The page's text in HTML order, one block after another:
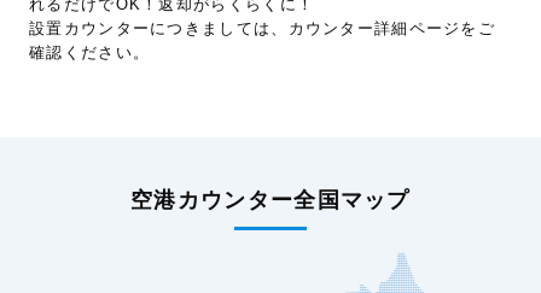
れるだけでOK！返却がらくらくに！
設置カウンターにつきましては、カウンター詳細ページをご
確認ください。
空港カウンター全国マップ